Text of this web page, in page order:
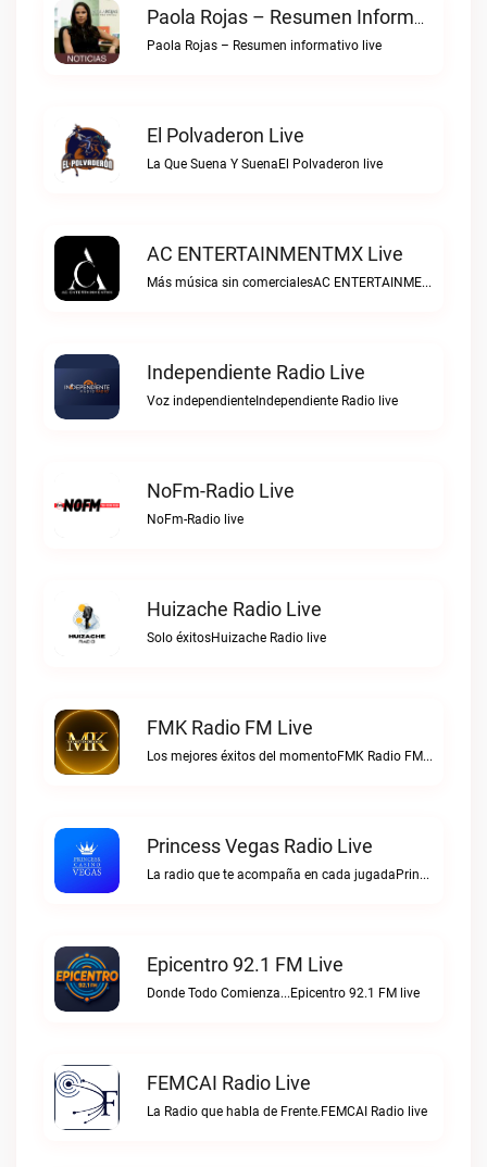
Paola Rojas – Resumen Informativo Live
Paola Rojas – Resumen informativo live
El Polvaderon Live
La Que Suena Y SuenaEl Polvaderon live
AC ENTERTAINMENTMX Live
Más música sin comercialesAC ENTERTAINMENTMX live
Independiente Radio Live
Voz independienteIndependiente Radio live
NoFm-Radio Live
NoFm-Radio live
Huizache Radio Live
Solo éxitosHuizache Radio live
FMK Radio FM Live
Los mejores éxitos del momentoFMK Radio FM live
Princess Vegas Radio Live
La radio que te acompaña en cada jugadaPrincess Vegas Radio live
Epicentro 92.1 FM Live
Donde Todo Comienza...Epicentro 92.1 FM live
FEMCAI Radio Live
La Radio que habla de Frente.FEMCAI Radio live